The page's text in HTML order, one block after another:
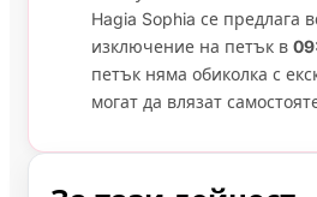
Hagia Sophia се предлага
изключение на петък в
петък няма обиколка с
могат да влязат